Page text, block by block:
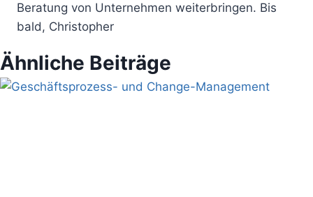
Beratung von Unternehmen weiterbringen. Bis
bald, Christopher
Ähnliche Beiträge